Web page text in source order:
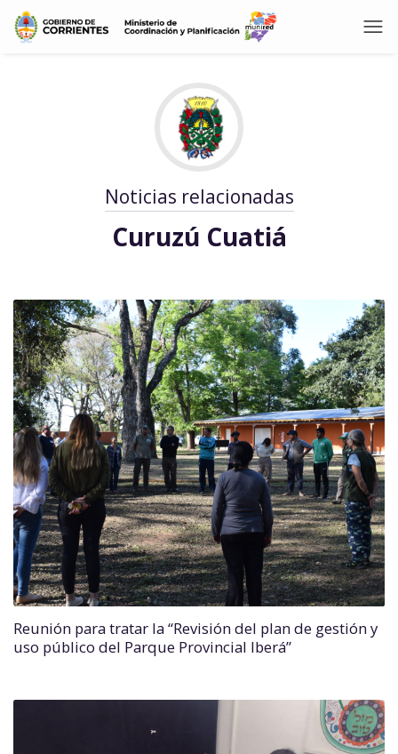
Noticias relacionadas
Curuzú Cuatiá
Reunión para tratar la “Revisión del plan de gestión y
uso público del Parque Provincial Iberá”